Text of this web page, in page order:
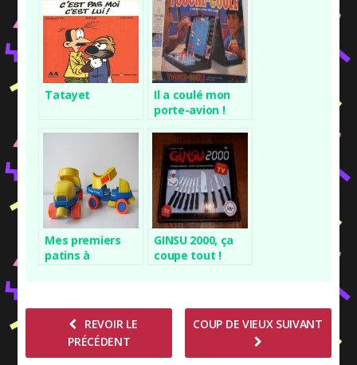
Tatayet
Il a coulé mon
porte-avion !
Mes premiers
patins à
GINSU 2000, ça
coupe tout !
REVOIR LE
PRÉCÉDENT
COUP DE VIEUX SUIVANT